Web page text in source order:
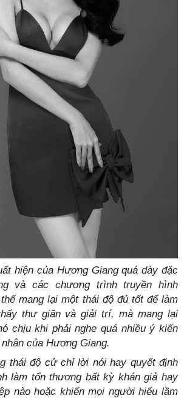
hiện của Hương Giang quá dày đặc
và các chương trình truyền hình
mang lại một thái độ đủ tốt để làm
thư giãn và giải trí, mà mang lại
chịu khi phải nghe quá nhiều ý kiến
của Hương Giang.
thái độ cử chỉ lời nói hay quyết định
làm tổn thương bất kỳ khán giả hay
nào hoặc khiến mọi người hiểu lầm